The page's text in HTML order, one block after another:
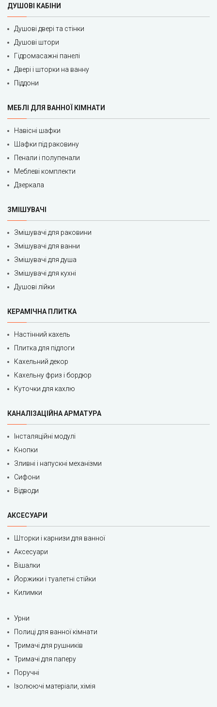
ДУШОВІ КАБІНИ
Душові двері та стінки
Душові штори
Гідромасажні панелі
Двері і шторки на ванну
Піддони
МЕБЛІ ДЛЯ ВАННОЇ КІМНАТИ
Навісні шафки
Шафки під раковину
Пенали і полупенали
Меблеві комплекти
Дзеркала
ЗМІШУВАЧІ
Змішувачі для раковини
Змішувачі для ванни
Змішувачі для душа
Змішувачі для кухні
Душові лійки
КЕРАМІЧНА ПЛИТКА
Настінний кахель
Плитка для підлоги
Кахельний декор
Кахельну фриз і бордюр
Куточки для кахлю
КАНАЛІЗАЦІЙНА АРМАТУРА
Інсталяційні модулі
Кнопки
Зливні і напускні механізми
Сифони
Відводи
АКСЕСУАРИ
Шторки і карнизи для ванної
Аксесуари
Вішалки
Йоржики і туалетні стійки
Килимки
Урни
Полиці для ванної кімнати
Тримачі для рушників
Тримачі для паперу
Поручні
Ізолюючі матеріали, хімія